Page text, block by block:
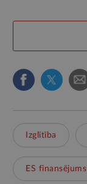
Izglītība
ES finansējums